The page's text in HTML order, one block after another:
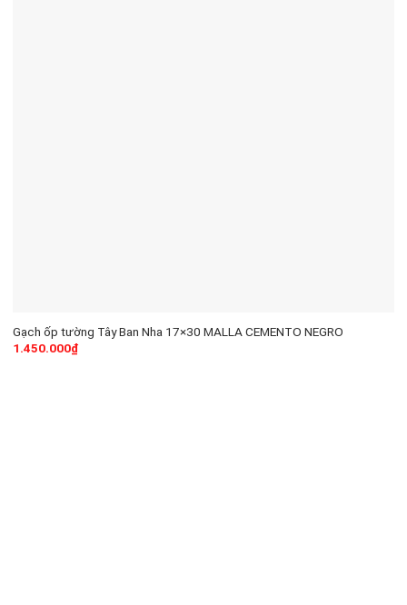
Gạch ốp tường Tây Ban Nha 17×30 MALLA CEMENTO NEGRO
1.450.000₫